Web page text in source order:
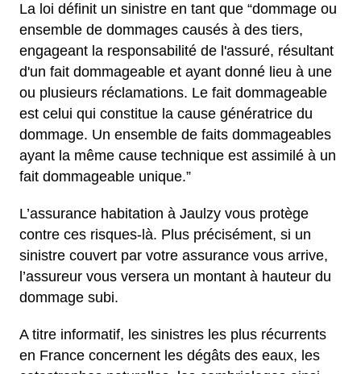
La loi définit un sinistre en tant que “dommage ou
ensemble de dommages causés à des tiers,
engageant la responsabilité de l'assuré, résultant
d'un fait dommageable et ayant donné lieu à une
ou plusieurs réclamations. Le fait dommageable
est celui qui constitue la cause génératrice du
dommage. Un ensemble de faits dommageables
ayant la même cause technique est assimilé à un
fait dommageable unique.”
L’assurance habitation à Jaulzy vous protège
contre ces risques-là. Plus précisément, si un
sinistre couvert par votre assurance vous arrive,
l’assureur vous versera un montant à hauteur du
dommage subi.
A titre informatif, les sinistres les plus récurrents
en France concernent les dégâts des eaux, les